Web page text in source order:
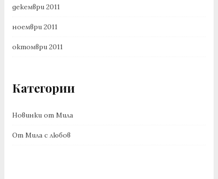
декември 2011
ноември 2011
октомври 2011
Категории
Новинки от Мила
От Мила с любов